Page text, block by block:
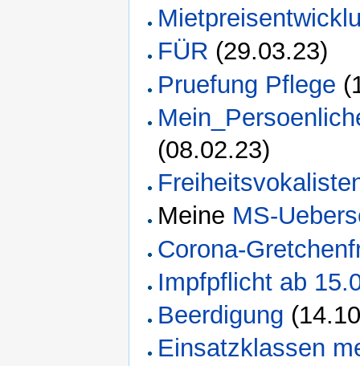
FÜR (29.03.23)
Pruefung Pflege
(08.02.23)
Meine MS-
Corona-
Impfpflicht ab
Beerdigung
Einsatzklassen